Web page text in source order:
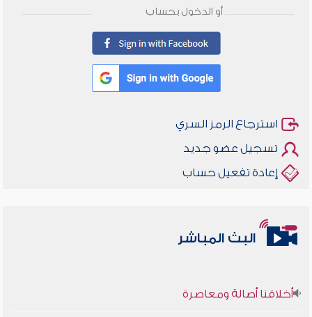
أو الدخول بحساب
استرجاع الرمز السري
تسجيل عضو جديد
إعادة تفعيل حساب
البث المباشر
أخلاقنا أصالة ومعاصرة